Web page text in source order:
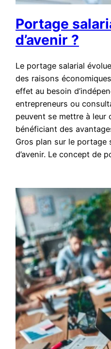
Portage
d’avenir ?
Le portage salarial
des raisons
effet au besoin
entrepreneurs ou
peuvent se mettre à leur
bénéficiant des
Gros plan sur le portage
d’avenir. Le concept de